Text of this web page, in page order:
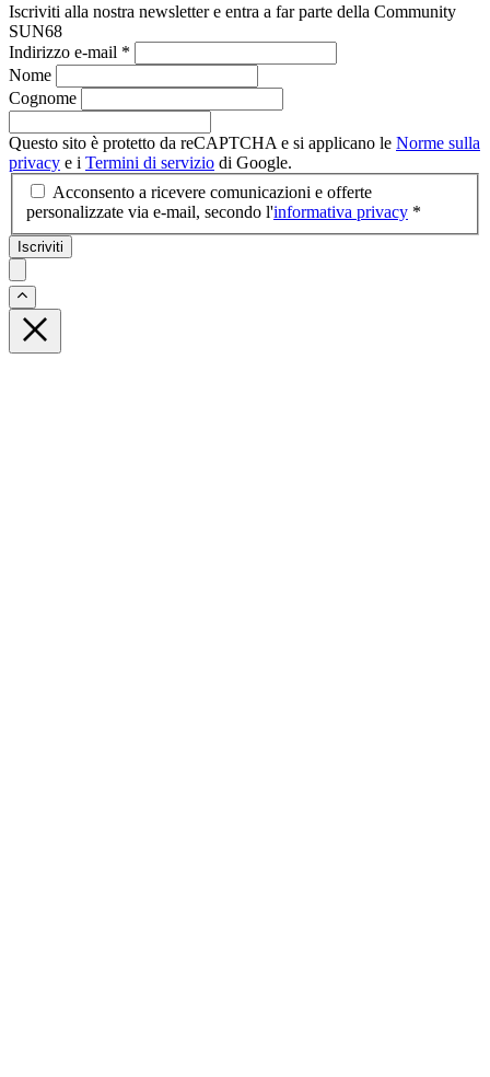
Iscriviti alla nostra newsletter e entra a far parte della Community
SUN68
Indirizzo e-mail *
Nome
Cognome
Questo sito è protetto da reCAPTCHA e si applicano le Norme sulla
privacy e i Termini di servizio di Google.
Acconsento a ricevere comunicazioni e offerte
personalizzate via e-mail, secondo l'informativa privacy *
Iscriviti